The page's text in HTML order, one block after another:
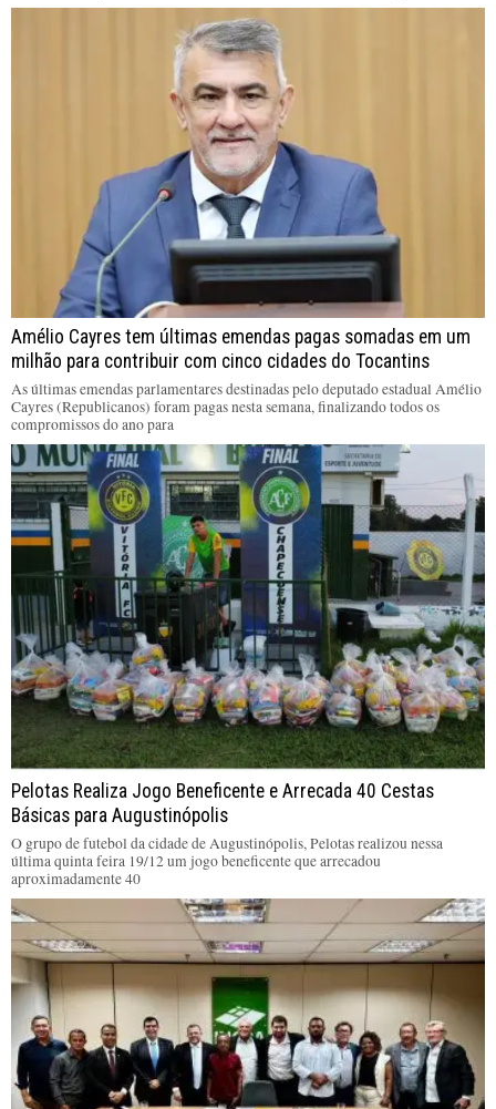
Amélio Cayres tem últimas emendas pagas somadas em um
milhão para contribuir com cinco cidades do Tocantins
As últimas emendas parlamentares destinadas pelo deputado estadual Amélio
Cayres (Republicanos) foram pagas nesta semana, finalizando todos os
compromissos do ano para
Pelotas Realiza Jogo Beneficente e Arrecada 40 Cestas
Básicas para Augustinópolis
O grupo de futebol da cidade de Augustinópolis, Pelotas realizou nessa
última quinta feira 19/12 um jogo beneficente que arrecadou
aproximadamente 40